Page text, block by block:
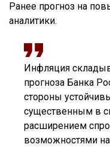
Ранее прогноз на
аналитики.
Инфляция
прогноза Банка
стороны
существенным в
расширением
возможностями